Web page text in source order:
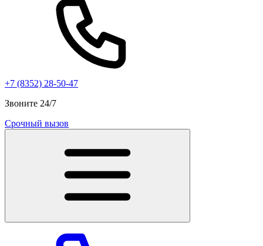
+7 (8352) 28-50-47
Звоните 24/7
Срочный вызов